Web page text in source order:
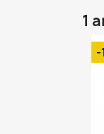
1
-